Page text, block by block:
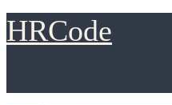
HRCode